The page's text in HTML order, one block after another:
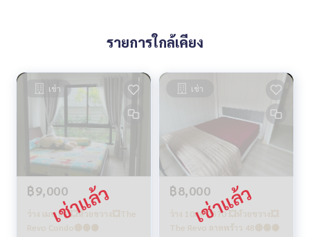
รายการใกล้เคียง
เช่า
฿9,000
ว่าง เมษ 69 💥ห้วยขวาง💥The
Revo Condo🔴🟢🟡
เช่า
฿8,000
ว่าง 10สค 2570 💥ห้วยขวาง💥
The Revo ลาดพร้าว 48🔴🟢🟡